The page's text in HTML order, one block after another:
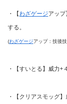
・【わざゲージアッ
する。
(わざゲージアップ：技後
・【すいとる】威力+
・【クリアスモッグ】